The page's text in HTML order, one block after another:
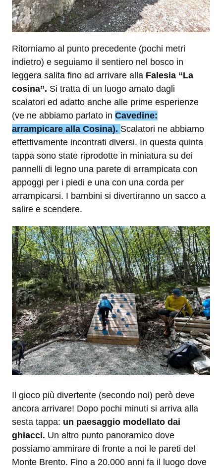
Ritorniamo al punto precedente (pochi metri
indietro) e seguiamo il sentiero nel bosco in
leggera salita fino ad arrivare alla Falesia “La
cosina”. Si tratta di un luogo amato dagli
scalatori ed adatto anche alle prime esperienze
(ve ne abbiamo parlato in Cavedine:
arrampicare alla Cosina). Scalatori ne abbiamo
effettivamente incontrati diversi. In questa quinta
tappa sono state riprodotte in miniatura su dei
pannelli di legno una parete di arrampicata con
appoggi per i piedi e una con una corda per
arrampicarsi. I bambini si divertiranno un sacco a
salire e scendere.
Il gioco più divertente (secondo noi) però deve
ancora arrivare! Dopo pochi minuti si arriva alla
sesta tappa: un paesaggio modellato dai
ghiacci. Un altro punto panoramico dove
possiamo ammirare di fronte a noi le pareti del
Monte Brento. Fino a 20.000 anni fa il luogo dove